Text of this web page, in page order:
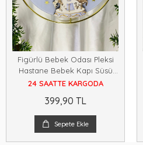
Figürlü Bebek Odası Pleksi
Hastane Bebek Kapı Süsü
İsimlik Makrome 30x30
24 SAATTE KARGODA
399,90 TL
Sepete Ekle